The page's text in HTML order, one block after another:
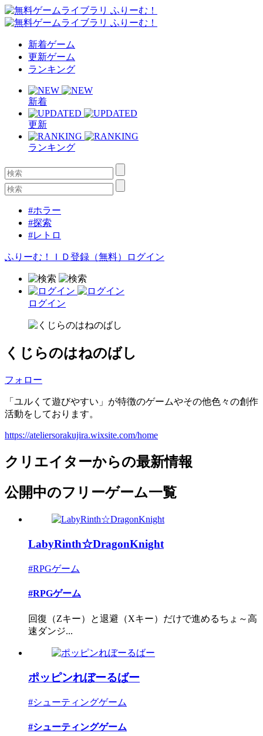
新着ゲーム
更新ゲーム
ランキング
新着
更新
ランキング
#ホラー
#探索
#レトロ
ふりーむ！ＩＤ登録（無料） ログイン
ログイン
くじらのはねのばし
フォロー
「ユルくて遊びやすい」が特徴のゲームやその他色々の創作
活動をしております。
https://ateliersorakujira.wixsite.com/home
クリエイターからの最新情報
公開中のフリーゲーム一覧
LabyRinth☆DragonKnight
#RPGゲーム
#RPGゲーム
回復（Zキー）と退避（Xキー）だけで進めるちょ～高
速ダンジ...
ポッピンれぼーるばー
#シューティングゲーム
#シューティングゲーム